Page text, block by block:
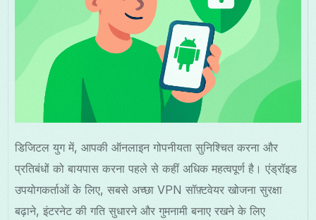
हिन्दी
डिजिटल युग में, आपकी ऑनलाइन गोपनीयता सुनिश्चित करना और
प्रतिबंधों को बायपास करना पहले से कहीं अधिक महत्वपूर्ण है। एंड्रॉइड
उपयोगकर्ताओं के लिए, सबसे अच्छा VPN सॉफ़्टवेयर खोजना सुरक्षा
बढ़ाने, इंटरनेट की गति सुधारने और गुमनामी बनाए रखने के लिए